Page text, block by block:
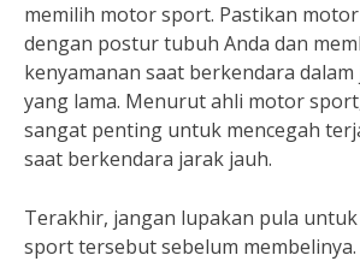
memilih motor sport. Pastikan
dengan postur tubuh Anda dan
kenyamanan saat berkendara
yang lama. Menurut ahli motor
sangat penting untuk mencegah
saat berkendara jarak jauh.
Terakhir, jangan lupakan pula
sport tersebut sebelum